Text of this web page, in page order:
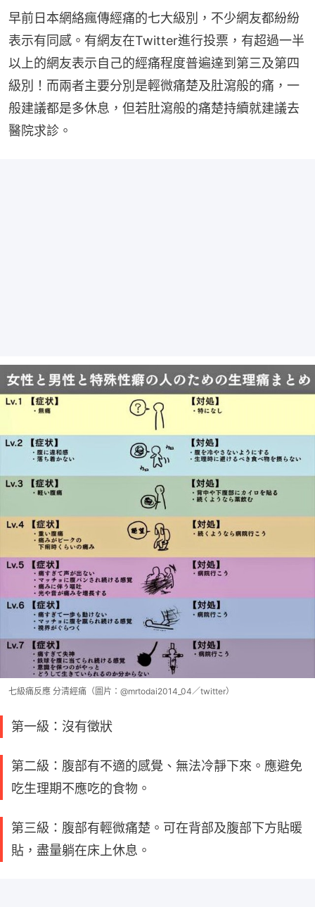
早前日本網絡瘋傳經痛的七大級別，不少網友都紛紛
表示有同感。有網友在Twitter進行投票，有超過一半
以上的網友表示自己的經痛程度普遍達到第三及第四
級別！而兩者主要分別是輕微痛楚及肚瀉般的痛，一
般建議都是多休息，但若肚瀉般的痛楚持續就建議去
醫院求診。
七級痛反應 分清經痛（圖片：@mrtodai2014_04／twitter）
第一級：沒有徵狀
第二級：腹部有不適的感覺、無法冷靜下來。應避免
吃生理期不應吃的食物。
第三級：腹部有輕微痛楚。可在背部及腹部下方貼暖
貼，盡量躺在床上休息。